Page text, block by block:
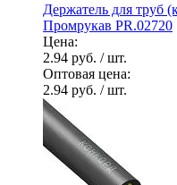
Держатель для труб
Промрукав PR.02720
Цена:
2.94 руб. / шт.
Оптовая цена:
2.94 руб. / шт.